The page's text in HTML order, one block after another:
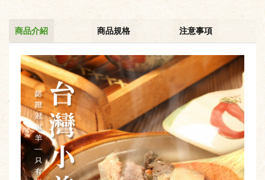
商品介紹 商品規格 注意事項